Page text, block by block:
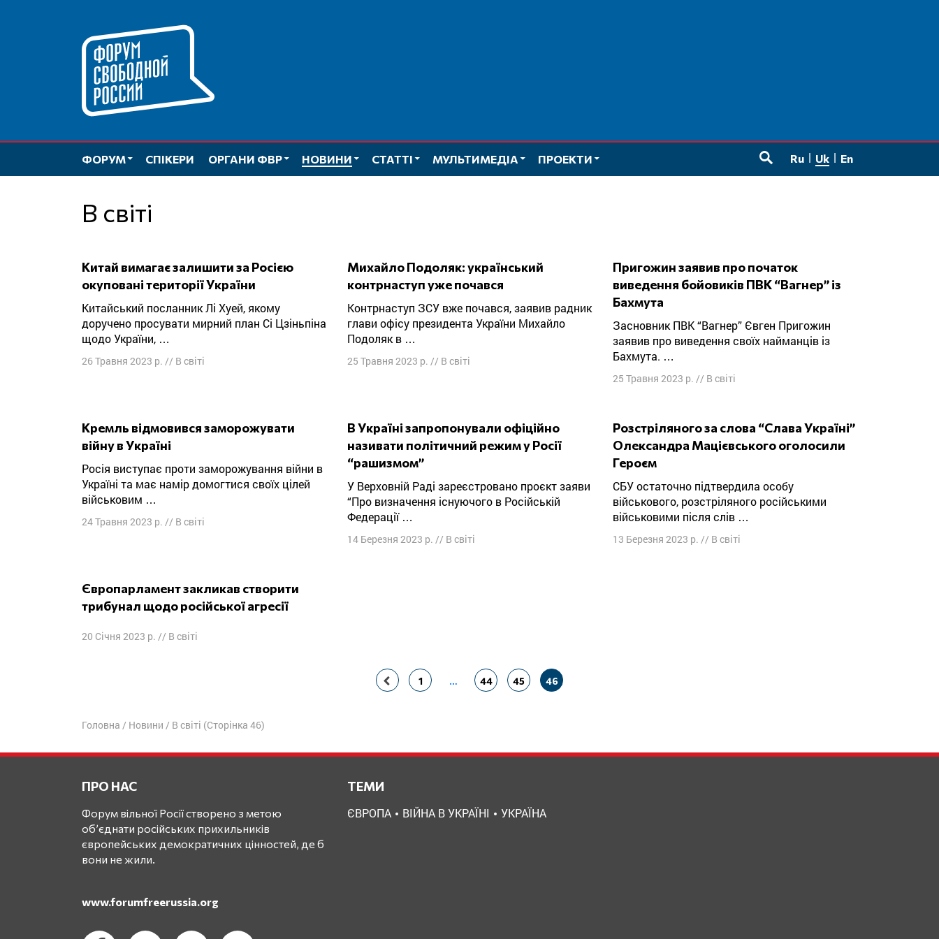
ФОРУМ СПІКЕРИ ОРГАНИ ФВР НОВИНИ СТАТТІ МУЛЬТИМЕДІА
ПРОЕКТИ
Ru Uk En
В світі
Китай вимагає залишити за Росією
окуповані території України
Китайський посланник Лі Хуей, якому
доручено просувати мирний план Сі Цзіньпіна
щодо України, …
26 Травня 2023 р. // В світі
Михайло Подоляк: український
контрнаступ уже почався
Контрнаступ ЗСУ вже почався, заявив радник
глави офісу президента України Михайло
Подоляк в …
25 Травня 2023 р. // В світі
Пригожин заявив про початок
виведення бойовиків ПВК “Вагнер” із
Бахмута
Засновник ПВК “Вагнер” Євген Пригожин
заявив про виведення своїх найманців із
Бахмута. …
25 Травня 2023 р. // В світі
Кремль відмовився заморожувати
війну в Україні
Росія виступає проти заморожування війни в
Україні та має намір домогтися своїх цілей
військовим …
24 Травня 2023 р. // В світі
В Україні запропонували офіційно
називати політичний режим у Росії
“рашизмом”
У Верховній Раді зареєстровано проєкт заяви
“Про визначення існуючого в Російській
Федерації …
14 Березня 2023 р. // В світі
Розстріляного за слова “Слава Україні”
Олександра Мацієвського оголосили
Героєм
СБУ остаточно підтвердила особу
військового, розстріляного російськими
військовими після слів …
13 Березня 2023 р. // В світі
Європарламент закликав створити
трибунал щодо російської агресії
20 Січня 2023 р. // В світі
1 … 44 45 46
Головна / Новини / В світі (Сторінка 46)
ПРО НАС
Форум вільної Росії створено з метою
об’єднати російських прихильників
європейських демократичних цінностей, де б
вони не жили.
www.forumfreerussia.org
ТЕМИ
ЄВРОПА ВІЙНА В УКРАЇНІ УКРАЇНА